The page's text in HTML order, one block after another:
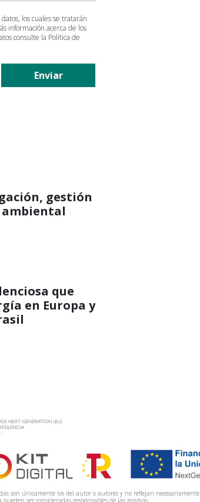
los cuales se tratarán
información acerca de los
consulte la Política de
Enviar
gestión
ambiental
que
en Europa y
son únicamente los del autor o autores y no reflejan
ser consideradas responsables de las mismas